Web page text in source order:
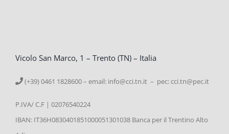
Vicolo San Marco, 1 – Trento (TN) – Italia
(+39) 0461 1828600 – email: info@cci.tn.it – pec: cci.tn@pec.it
P.IVA/ C.F | 02076540224
IBAN: IT36H0830401851000051301038 Banca per il Trentino Alto